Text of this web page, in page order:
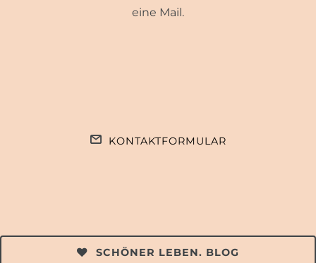
eine Mail.
KONTAKTFORMULAR
SCHÖNER LEBEN. BLOG